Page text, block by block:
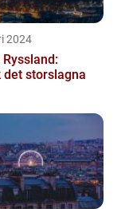
2024
det storslagna